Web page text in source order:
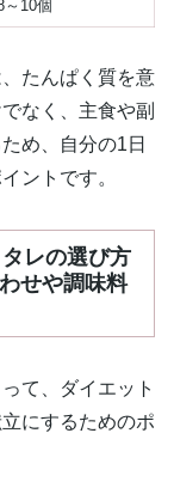
～10個
たんぱく質を意
なく、主食や副
め、自分の1日
ントです。
レの選び方
せや調味料
て、ダイエット
にするためのポ